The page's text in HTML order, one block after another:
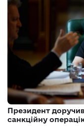
Президент
санкційну